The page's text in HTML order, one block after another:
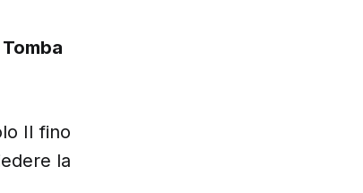
II fino
la